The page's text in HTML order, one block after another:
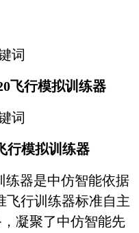
飞行模拟训练器
行模拟训练器
练器是中仿智能依据
飞行训练器标准自主
凝聚了中仿智能先